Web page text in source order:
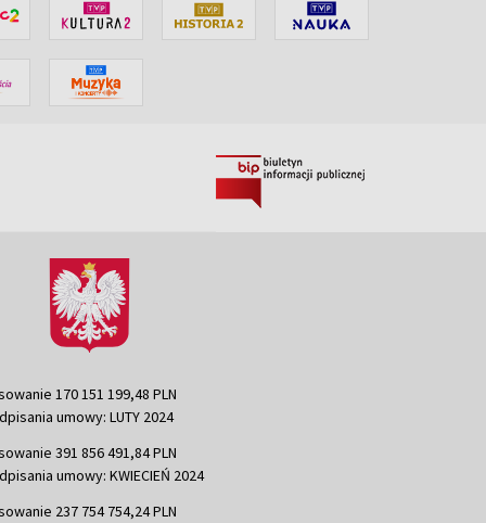
170 151 199,48 PLN
umowy: LUTY 2024
391 856 491,84 PLN
umowy: KWIECIEŃ 2024
237 754 754,24 PLN